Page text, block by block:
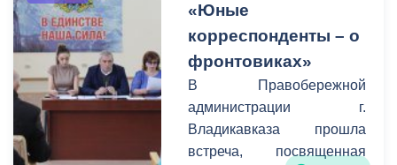
«Юные
корреспонденты – о
фронтовиках»
В Правобережной
администрации г.
Владикавказа прошла
встреча, посвященная